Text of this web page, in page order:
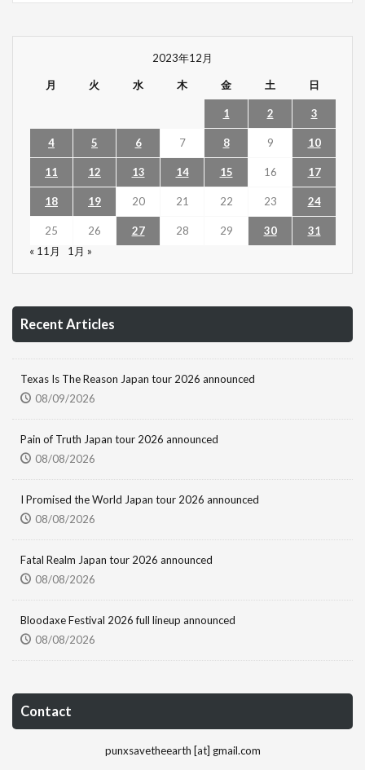
2023年12月
月 火 水 木 金 土 日
1 2 3
4 5 6 7 8 9 10
11 12 13 14 15 16 17
18 19 20 21 22 23 24
25 26 27 28 29 30
31
« 11月
1月 »
Recent Articles
Texas Is The Reason Japan tour 2026 announced
08/09/2026
Pain of Truth Japan tour 2026 announced
08/08/2026
I Promised the World Japan tour 2026 announced
08/08/2026
Fatal Realm Japan tour 2026 announced
08/08/2026
Bloodaxe Festival 2026 full lineup announced
08/08/2026
Contact
punxsavetheearth [at] gmail.com